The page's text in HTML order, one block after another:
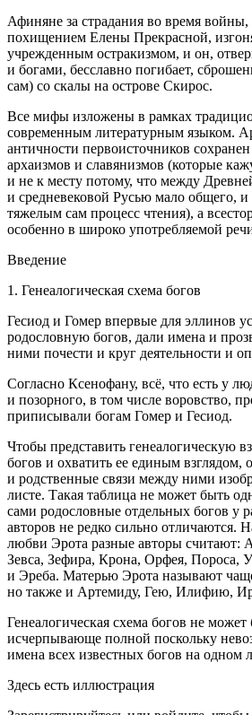
Афиняне за страдания во время войны,
похищением Елены Прекрасной,
учрежденным остракизмом, и он,
и богами, бесславно погибает,
сам) со скалы на острове Скирос.
Все мифы изложены в рамках
современным литературным языком.
античности первоисточников сохранен
архаизмов и славянизмов (которые
и не к месту потому, что между
и средневековой Русью мало общего,
тяжелым сам процесс чтения), а
особенно в широко употребляемой
Введение
1. Генеалогическая схема богов
Гесиод и Гомер впервые для эллинов
родословную богов, дали имена и
ними почести и круг деятельности и
Согласно Ксенофану, всё, что есть у
и позорного, в том числе воровство,
приписывали богам Гомер и Гесиод.
Чтобы представить генеалогическую
богов и охватить ее единым взглядом,
и родственные связи между ними
листе. Такая таблица не может быть
сами родословные отдельных богов у
авторов не редко сильно отличаются.
любви Эрота разные авторы считают:
Зевса, Зефира, Крона, Орфея, Пороса,
и Эреба. Матерью Эрота называют
но также и Артемиду, Гею, Илифию,
Генеалогическая схема богов не
исчерпывающе полной поскольку
имена всех известных богов на одном
Здесь есть иллюстрация